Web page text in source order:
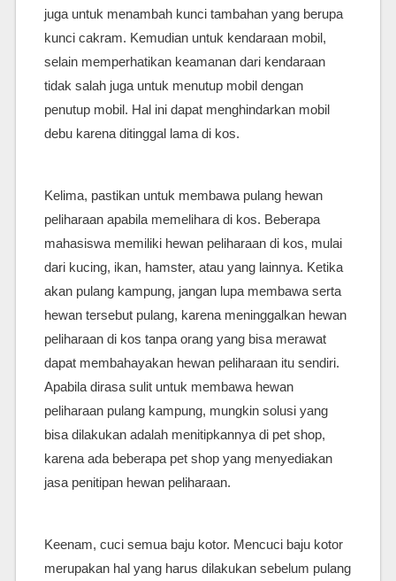
juga untuk menambah kunci tambahan yang berupa
kunci cakram. Kemudian untuk kendaraan mobil,
selain memperhatikan keamanan dari kendaraan
tidak salah juga untuk menutup mobil dengan
penutup mobil. Hal ini dapat menghindarkan mobil
debu karena ditinggal lama di kos.
Kelima, pastikan untuk membawa pulang hewan
peliharaan apabila memelihara di kos. Beberapa
mahasiswa memiliki hewan peliharaan di kos, mulai
dari kucing, ikan, hamster, atau yang lainnya. Ketika
akan pulang kampung, jangan lupa membawa serta
hewan tersebut pulang, karena meninggalkan hewan
peliharaan di kos tanpa orang yang bisa merawat
dapat membahayakan hewan peliharaan itu sendiri.
Apabila dirasa sulit untuk membawa hewan
peliharaan pulang kampung, mungkin solusi yang
bisa dilakukan adalah menitipkannya di pet shop,
karena ada beberapa pet shop yang menyediakan
jasa penitipan hewan peliharaan.
Keenam, cuci semua baju kotor. Mencuci baju kotor
merupakan hal yang harus dilakukan sebelum pulang